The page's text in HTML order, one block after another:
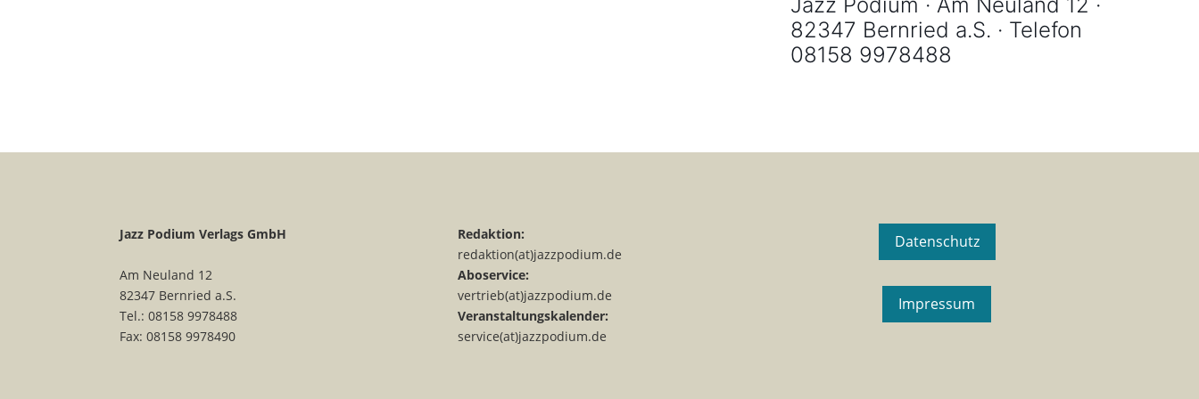
82347 Bernried a.S. · Telefon
08158 9978488
Jazz Podium Verlags GmbH
Am Neuland 12
82347 Bernried a.S.
Tel.: 08158 9978488
Fax: 08158 9978490
Redaktion:
redaktion(at)jazzpodium.de
Aboservice:
vertrieb(at)jazzpodium.de
Veranstaltungskalender:
service(at)jazzpodium.de
Datenschutz
Impressum